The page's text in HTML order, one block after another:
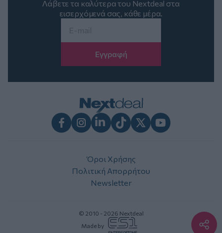
Λάβετε τα καλύτερα του Nextdeal στα
εισερχόμενά σας, κάθε μέρα.
Όροι Χρήσης
Πολιτική Απορρήτου
Newsletter
© 2010 - 2026 Nextdeal
Made by